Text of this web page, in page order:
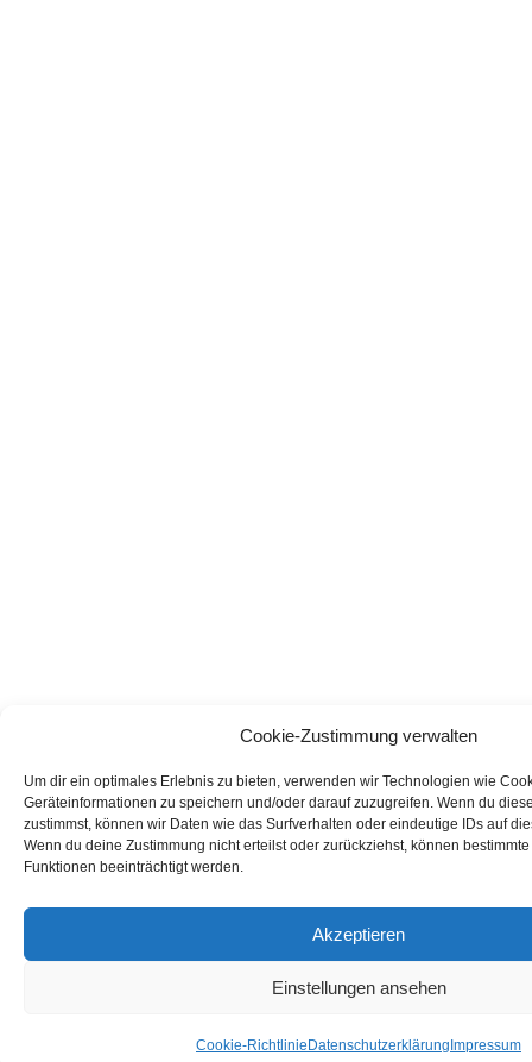
Cookie-Zustimmung verwalten
Um dir ein optimales Erlebnis zu bieten, verwenden wir Technologien wie
Geräteinformationen zu speichern und/oder darauf zuzugreifen. Wenn du
zustimmst, können wir Daten wie das Surfverhalten oder eindeutige IDs auf
Wenn du deine Zustimmung nicht erteilst oder zurückziehst, können
Funktionen beeinträchtigt werden.
Akzeptieren
Einstellungen ansehen
Cookie-Richtlinie Datenschutzerklärung Impressum